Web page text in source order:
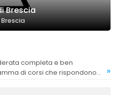
Brescia
di corsi che rispondono
»